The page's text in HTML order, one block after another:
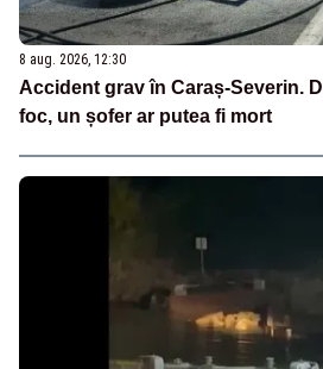
8 aug. 2026, 12:30
Accident grav în Caraș-Severin.
foc, un șofer ar putea fi mort